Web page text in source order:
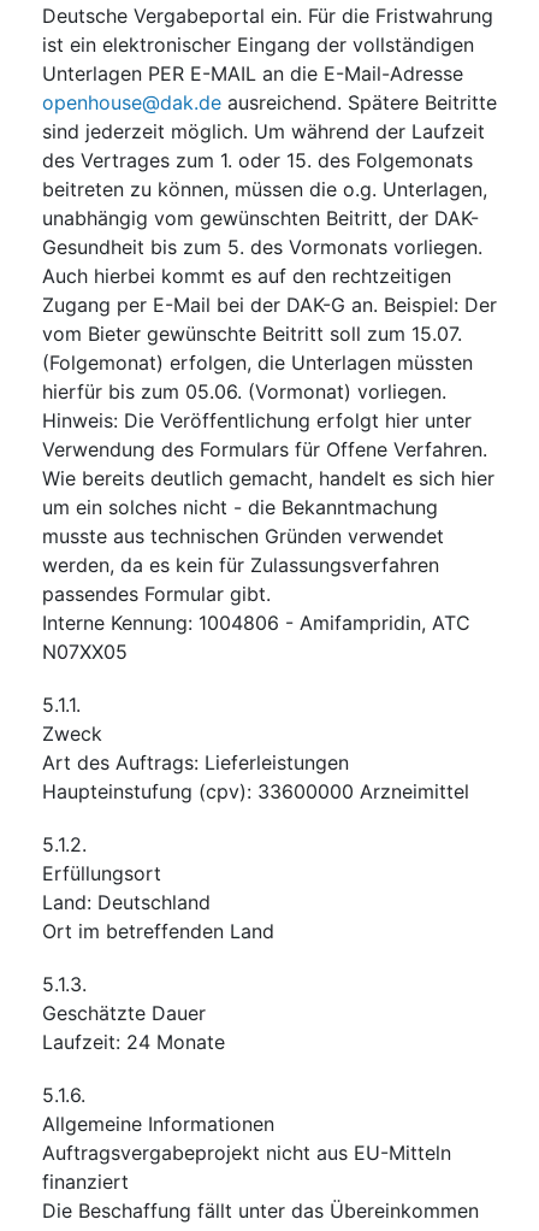
Deutsche Vergabeportal ein. Für die Fristwahrung
ist ein elektronischer Eingang der vollständigen
Unterlagen PER E-MAIL an die E-Mail-Adresse
openhouse@dak.de ausreichend. Spätere Beitritte
sind jederzeit möglich. Um während der Laufzeit
des Vertrages zum 1. oder 15. des Folgemonats
beitreten zu können, müssen die o.g. Unterlagen,
unabhängig vom gewünschten Beitritt, der DAK-
Gesundheit bis zum 5. des Vormonats vorliegen.
Auch hierbei kommt es auf den rechtzeitigen
Zugang per E-Mail bei der DAK-G an. Beispiel: Der
vom Bieter gewünschte Beitritt soll zum 15.07.
(Folgemonat) erfolgen, die Unterlagen müssten
hierfür bis zum 05.06. (Vormonat) vorliegen.
Hinweis: Die Veröffentlichung erfolgt hier unter
Verwendung des Formulars für Offene Verfahren.
Wie bereits deutlich gemacht, handelt es sich hier
um ein solches nicht - die Bekanntmachung
musste aus technischen Gründen verwendet
werden, da es kein für Zulassungsverfahren
passendes Formular gibt.
Interne Kennung: 1004806 - Amifampridin, ATC
N07XX05
5.1.1.
Zweck
Art des Auftrags: Lieferleistungen
Haupteinstufung (cpv): 33600000 Arzneimittel
5.1.2.
Erfüllungsort
Land: Deutschland
Ort im betreffenden Land
5.1.3.
Geschätzte Dauer
Laufzeit: 24 Monate
5.1.6.
Allgemeine Informationen
Auftragsvergabeprojekt nicht aus EU-Mitteln
finanziert
Die Beschaffung fällt unter das Übereinkommen